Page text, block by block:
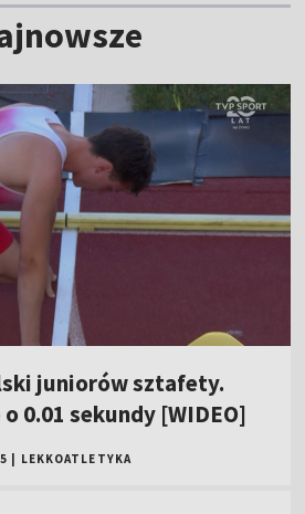
juniorów sztafety.
0.01 sekundy [WIDEO]
LEKKOATLETYKA